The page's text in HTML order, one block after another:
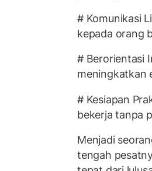
# Komunikasi
kepada orang
# Berorientasi
meningkatkan
# Kesiapan
bekerja tanpa
Menjadi
tengah